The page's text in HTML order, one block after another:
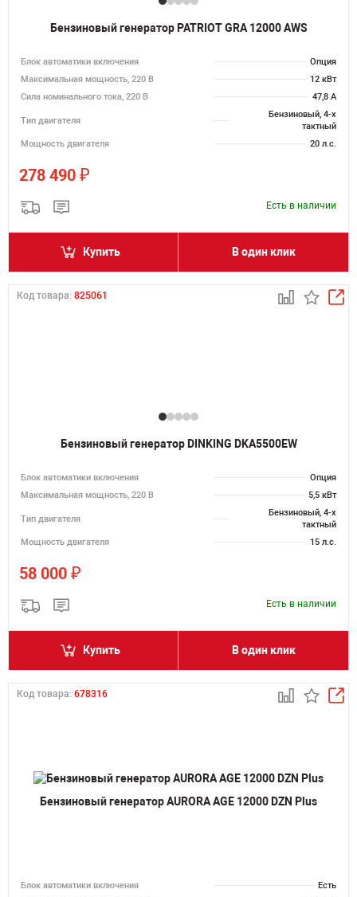
Бензиновый генератор PATRIOT GRA 12000 AWS
Блок автоматики включения
Опция
Максимальная мощность, 220 В
12 кВт
Сила номинального тока, 220 В
47,8 А
Тип двигателя
Бензиновый, 4-х
тактный
Мощность двигателя
20 л.с.
278 490 ₽
Есть в наличии
Купить В один клик
Код товара: 825061
Бензиновый генератор DINKING DKA5500EW
Блок автоматики включения
Опция
Максимальная мощность, 220 В
5,5 кВт
Тип двигателя
Бензиновый, 4-х
тактный
Мощность двигателя
15 л.с.
58 000 ₽
Есть в наличии
Купить В один клик
Код товара: 678316
Бензиновый генератор AURORA AGE 12000 DZN Plus
Блок автоматики включения
Есть